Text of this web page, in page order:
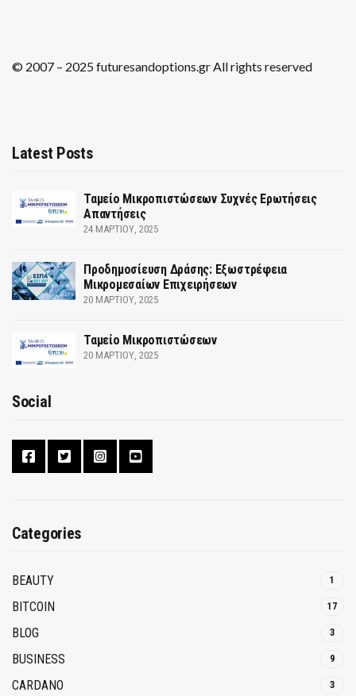
© 2007 – 2025 futuresandoptions.gr All rights reserved
Latest Posts
Ταμείο Μικροπιστώσεων Συχνές Ερωτήσεις
Απαντήσεις
24 ΜΑΡΤΊΟΥ, 2025
Προδημοσίευση Δράσης: Εξωστρέφεια
Μικρομεσαίων Επιχειρήσεων
20 ΜΑΡΤΊΟΥ, 2025
Ταμείο Μικροπιστώσεων
20 ΜΑΡΤΊΟΥ, 2025
Social
Categories
BEAUTY 1
BITCOIN 17
BLOG 3
BUSINESS 9
CARDANO 3